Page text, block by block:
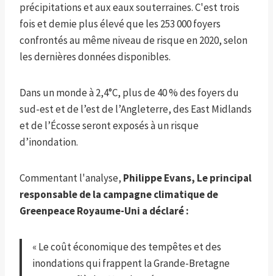
précipitations et aux eaux souterraines. C'est trois
fois et demie plus élevé que les 253 000 foyers
confrontés au même niveau de risque en 2020, selon
les dernières données disponibles.
Dans un monde à 2,4°C, plus de 40 % des foyers du
sud-est et de l’est de l’Angleterre, des East Midlands
et de l’Écosse seront exposés à un risque
d’inondation.
Commentant l'analyse, Philippe Evans, Le principal
responsable de la campagne climatique de
Greenpeace Royaume-Uni a déclaré :
« Le coût économique des tempêtes et des
inondations qui frappent la Grande-Bretagne